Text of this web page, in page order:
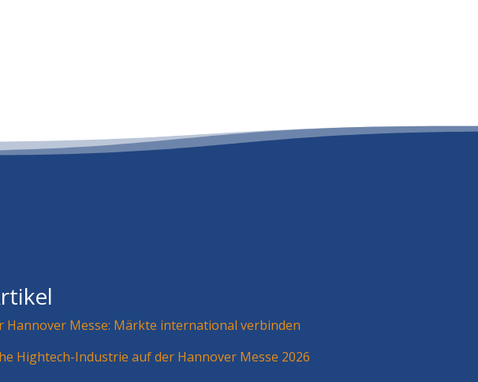
Hannover Messe: Märkte international verbinden
Hightech-Industrie auf der Hannover Messe 2026